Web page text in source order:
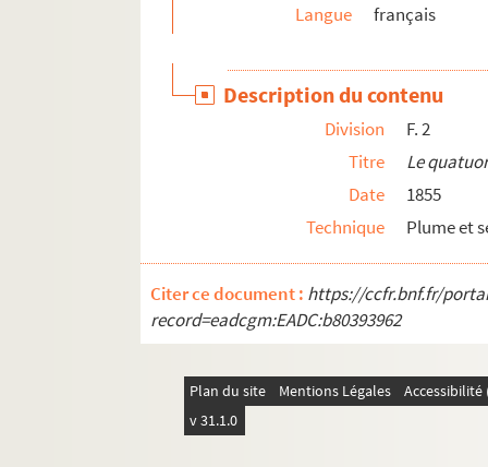
Langue
français
Description du contenu
Division
F. 2
Titre
Le
Date
1855
Technique
Plume et
Citer ce document : https://ccfr.bnf.fr/
record=eadcgm:EADC:b80393962
Plan du site Mentions Légales
v 31.1.0